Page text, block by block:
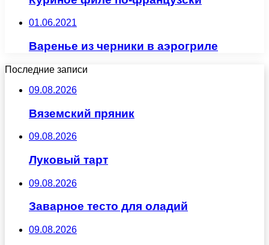
01.06.2021
Варенье из черники в аэрогриле
Последние записи
09.08.2026
Вяземский пряник
09.08.2026
Луковый тарт
09.08.2026
Заварное тесто для оладий
09.08.2026